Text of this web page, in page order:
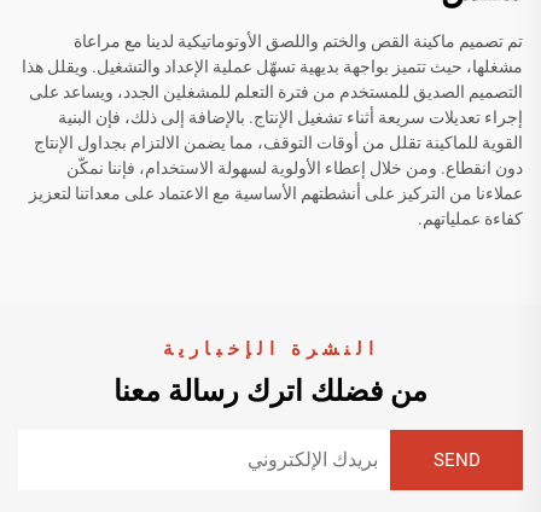
تم تصميم ماكينة القص والختم واللصق الأوتوماتيكية لدينا مع مراعاة
مشغلها، حيث تتميز بواجهة بديهية تسهّل عملية الإعداد والتشغيل. ويقلل هذا
التصميم الصديق للمستخدم من فترة التعلم للمشغلين الجدد، ويساعد على
إجراء تعديلات سريعة أثناء تشغيل الإنتاج. بالإضافة إلى ذلك، فإن البنية
القوية للماكينة تقلل من أوقات التوقف، مما يضمن الالتزام بجداول الإنتاج
دون انقطاع. ومن خلال إعطاء الأولوية لسهولة الاستخدام، فإننا نمكّن
عملاءنا من التركيز على أنشطتهم الأساسية مع الاعتماد على معداتنا لتعزيز
كفاءة عملياتهم.
النشرة الإخبارية
من فضلك اترك رسالة معنا